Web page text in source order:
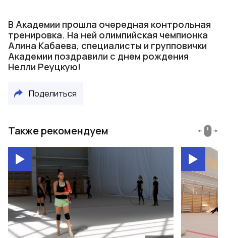
В Академии прошла очередная контрольная
тренировка. На ней олимпийская чемпионка
Алина Кабаева, специалисты и групповички
Академии поздравили с днем рождения
Нелли Реуцкую!
Поделиться
Также рекомендуем